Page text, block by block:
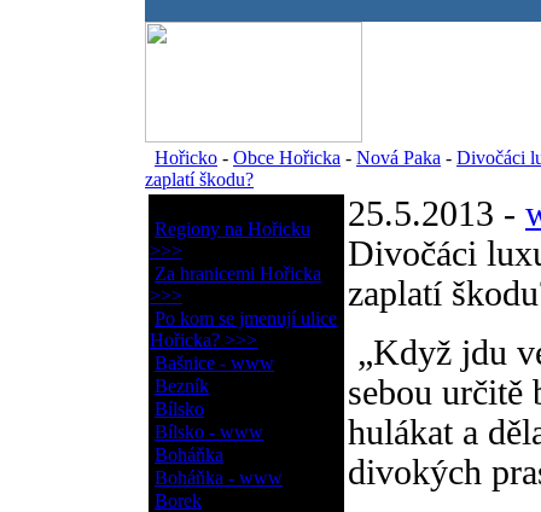
Hořicko - Obce Hořicka - Nová Paka - Divočáci
zaplatí škodu?
Regiony na Hořicku
>>>
Za hranicemi Hořicka
>>>
Po kom se jmenují ulice
Hořicka? >>>
Bašnice - www
Bezník
Bílsko
Bílsko - www
Boháňka
Boháňka - www
Borek
25.5.2013 -
Divočáci
zaplatí
„Když jdu
sebou určitě
hulákat a
divokých